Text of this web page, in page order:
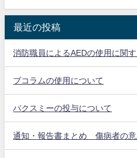
最近の投稿
消防職員によるAEDの使用に関
ブコラムの使用について
バクスミーの投与について
通知・報告書まとめ 傷病者の